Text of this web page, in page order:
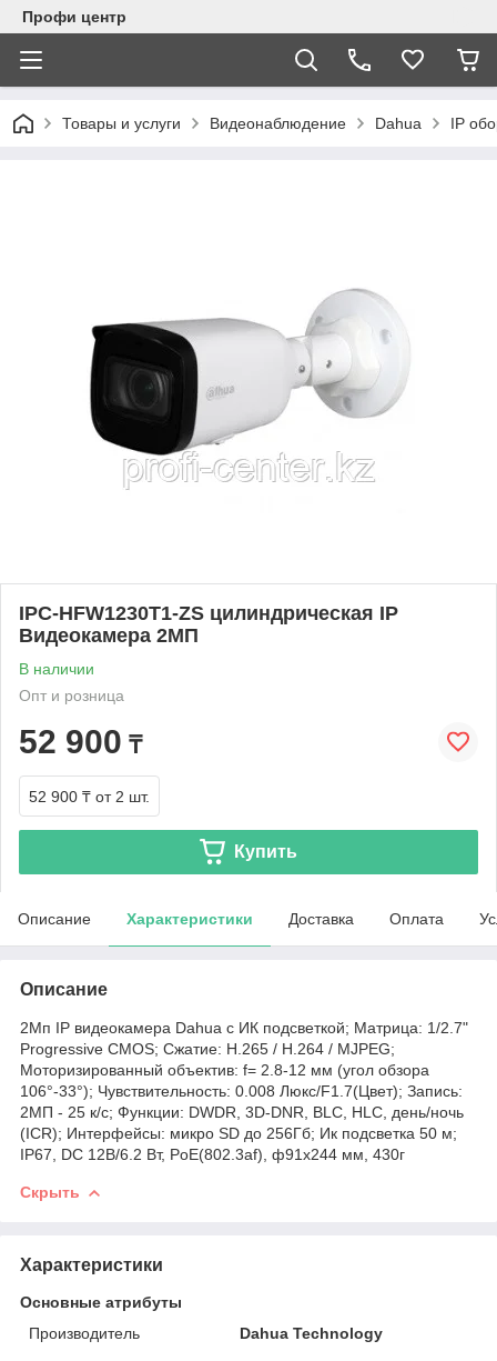
Профи центр
Товары и услуги Видеонаблюдение Dahua IP
IPC-HFW1230T1-ZS цилиндрическая IP
Видеокамера 2МП
В наличии
Опт и розница
52 900 ₸
52 900 ₸ от 2 шт.
Купить
Описание Характеристики Доставка Оплата
Описание
2Mп IP видеокамера Dahua с ИК подсветкой; Матрица: 1/2.7"
Progressive CMOS; Сжатие: Н.265 / H.264 / MJPEG;
Моторизированный объектив: f= 2.8-12 мм (угол обзора
106°-33°); Чувствительность: 0.008 Люкс/F1.7(Цвет); Запись:
2МП - 25 к/с; Функции: DWDR, 3D-DNR, BLC, HLC, день/ночь
(ICR); Интерфейсы: микро SD до 256Гб; Ик подсветка 50 м;
IP67, DC 12В/6.2 Вт, PoE(802.3af), ф91x244 мм, 430г
Скрыть
Характеристики
Основные атрибуты
Производитель
Dahua Technology